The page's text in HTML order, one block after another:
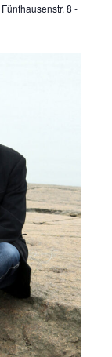
Fünfhausenstr. 8 -